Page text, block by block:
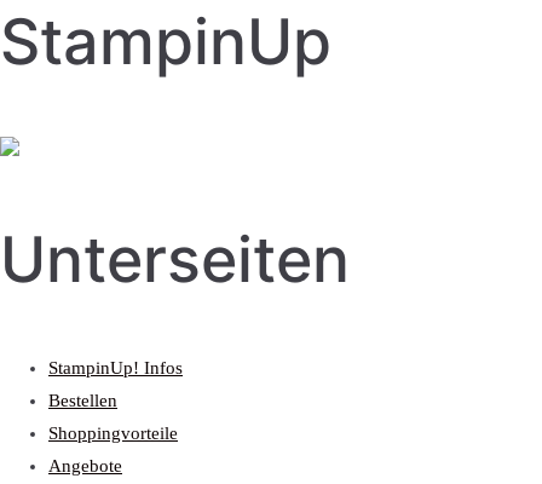
StampinUp
Unterseiten
StampinUp! Infos
Bestellen
Shoppingvorteile
Angebote